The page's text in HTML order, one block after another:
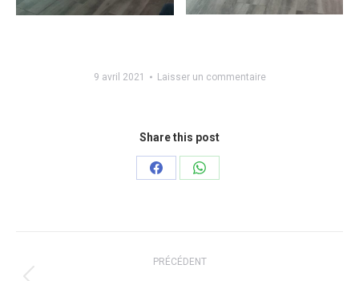
9 avril 2021 Laisser un commentaire
Share this post
PartagerPartager
PRÉCÉDENT